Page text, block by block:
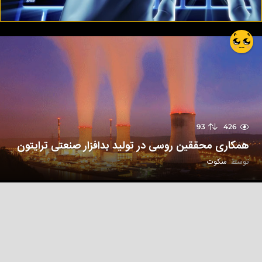
426
93
همکاری محققین روسی در تولید بدافزار صنعتی ترایتون
توسط سکوت